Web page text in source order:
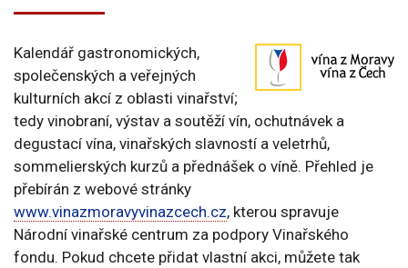
Kalendář gastronomických,
společenských a veřejných
kulturních akcí z oblasti vinařství;
tedy vinobraní, výstav a soutěží vín, ochutnávek a
degustací vína, vinařských slavností a veletrhů,
sommelierských kurzů a přednášek o víně. Přehled je
přebírán z webové stránky
www.vinazmoravyvinazcech.cz, kterou spravuje
Národní vinařské centrum za podpory Vinařského
fondu. Pokud chcete přidat vlastní akci, můžete tak